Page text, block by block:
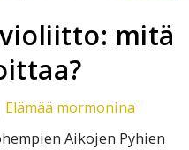
mitä
Elämää mormonina
Aikojen Pyhien